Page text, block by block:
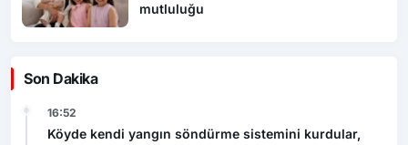
mutluluğu
Son Dakika
16:52
Köyde kendi yangın söndürme sistemini kurdular,